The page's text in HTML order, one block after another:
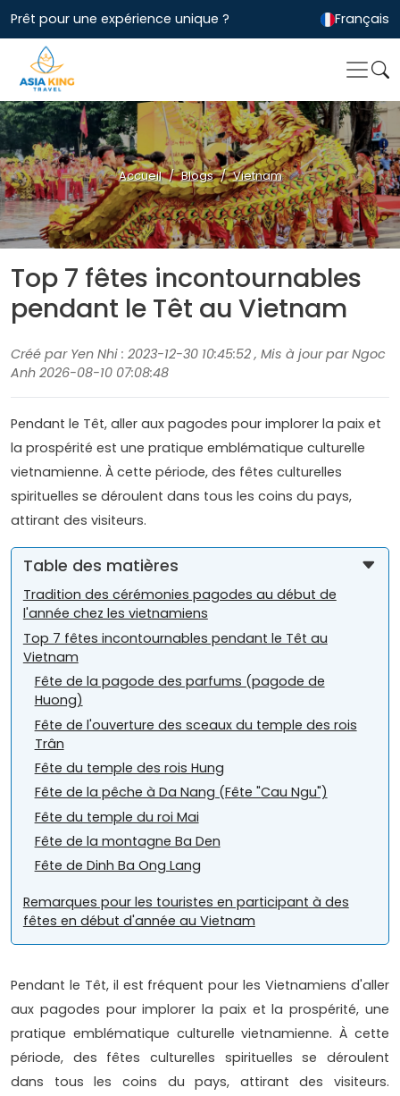
Prêt pour une expérience unique ? Français
Accueil Blogs Vietnam
Top 7 fêtes incontournables
pendant le Têt au Vietnam
Créé par Yen Nhi : 2023-12-30 10:45:52 , Mis à jour par Ngoc
Anh 2026-08-10 07:08:48
Pendant le Têt, aller aux pagodes pour implorer la paix et
la prospérité est une pratique emblématique culturelle
vietnamienne. À cette période, des fêtes culturelles
spirituelles se déroulent dans tous les coins du pays,
attirant des visiteurs.
Table des matières
Tradition des cérémonies pagodes au début de
l'année chez les vietnamiens
Top 7 fêtes incontournables pendant le Têt au
Vietnam
Fête de la pagode des parfums (pagode de
Huong)
Fête de l'ouverture des sceaux du temple des rois
Trân
Fête du temple des rois Hung
Fête de la pêche à Da Nang (Fête "Cau Ngu")
Fête du temple du roi Mai
Fête de la montagne Ba Den
Fête de Dinh Ba Ong Lang
Remarques pour les touristes en participant à des
fêtes en début d'année au Vietnam
Pendant le Têt, il est fréquent pour les Vietnamiens d'aller
aux pagodes pour implorer la paix et la prospérité, une
pratique emblématique culturelle vietnamienne. À cette
période, des fêtes culturelles spirituelles se déroulent
dans tous les coins du pays, attirant des visiteurs.